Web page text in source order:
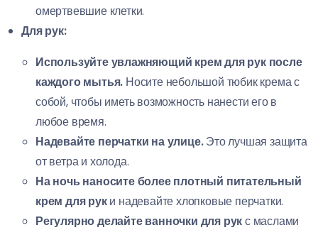
омертвевшие клетки.
Для рук:
Используйте увлажняющий крем для рук после
каждого мытья. Носите небольшой тюбик крема с
собой, чтобы иметь возможность нанести его в
любое время.
Надевайте перчатки на улице.Это лучшая защита
от ветра и холода.
На ночь наносите более плотный питательный
крем для руки надевайте хлопковые перчатки.
Регулярно делайте ванночки для рукс маслами